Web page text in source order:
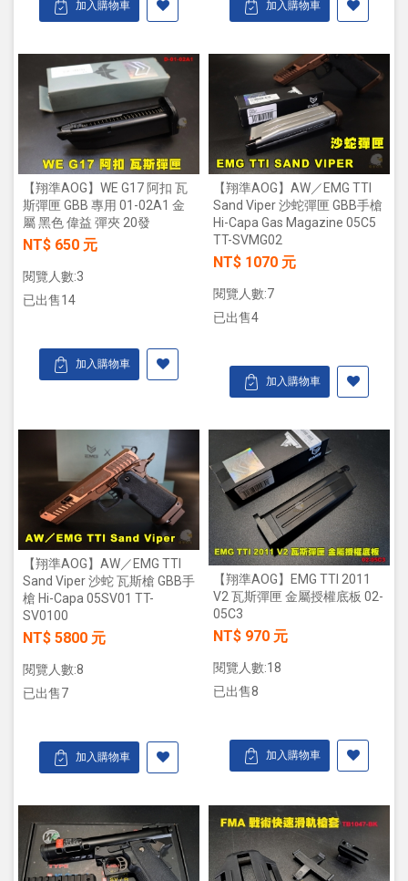
加入購物車 加入購物車
【翔準AOG】WE G17 阿扣 瓦
斯彈匣 GBB 專用 01-02A1 金
屬 黑色 偉益 彈夾 20發
NT$ 650 元
閱覽人數:3
已出售14
加入購物車
【翔準AOG】AW／EMG TTI
Sand Viper 沙蛇彈匣 GBB手槍
Hi-Capa Gas Magazine 05C5
TT-SVMG02
NT$ 1070 元
閱覽人數:7
已出售4
加入購物車
【翔準AOG】AW／EMG TTI
Sand Viper 沙蛇 瓦斯槍 GBB手
槍 Hi-Capa 05SV01 TT-
SV0100
NT$ 5800 元
閱覽人數:8
已出售7
加入購物車
【翔準AOG】EMG TTI 2011
V2 瓦斯彈匣 金屬授權底板 02-
05C3
NT$ 970 元
閱覽人數:18
已出售8
加入購物車